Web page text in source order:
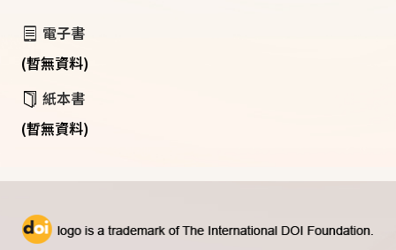
電子書
(暫無資料)
紙本書
(暫無資料)